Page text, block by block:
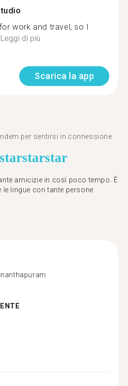
work and travel, so I
Leggi di più
Scarica la app
per sentirsi in connessione
starstarstar
amicizie in così poco tempo. È
le lingue con tante persone